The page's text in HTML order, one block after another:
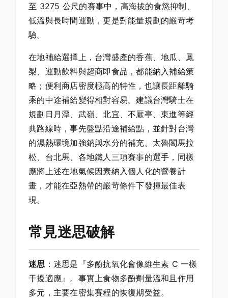
至 3275 公尺的賽事中，高海拔的食慾抑制、
低溫與長時間運動，更是對能量規劃的嚴苛考
驗。
在地補給選擇上，台灣盛產的香蕉、地瓜、鳳
梨、運動飲料與超商即食品，都能納入補給策
略；便利商店密度極高的特性，也讓長距離騎
乘的中途補給變得相對容易。建議台灣騎士在
規劃日月潭、武嶺、北宜、不厭亭、東進等經
典路線時，事先盤點沿途補給點，並針對台灣
的濕熱環境加強鈉與水分的補充。太魯閣馬拉
松、台北馬、各地鐵人三項賽事的選手，同樣
應將上述在地氣候因素納入個人化的營養計
畫，才能在亞熱帶的嚴苛條件下發揮最佳表
現。
常見迷思破解
迷思 ：迷思是『多酚抗氧化會像維生素 C 一樣
干擾適應』。事實上食物多酚劑量溫和且作用
多元，主要在密集賽程的恢復期受益。